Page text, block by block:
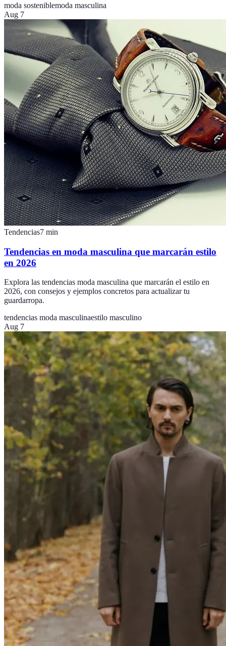
moda sosteniblemoda masculina
Aug 7
Tendencias7 min
Tendencias en moda masculina que marcarán estilo
en 2026
Explora las tendencias moda masculina que marcarán el estilo en
2026, con consejos y ejemplos concretos para actualizar tu
guardarropa.
tendencias moda masculinaestilo masculino
Aug 7